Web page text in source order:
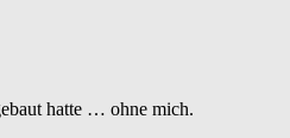
hatte … ohne mich.